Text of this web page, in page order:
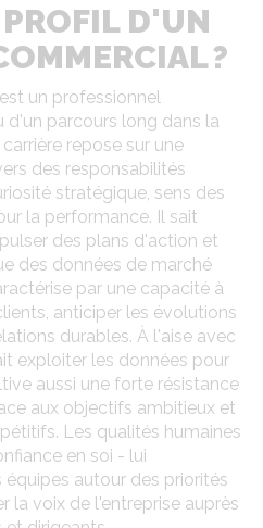
D'UN
?
un professionnel
d'un parcours long dans la
repose sur une
des responsabilités
stratégique, sens des
la performance. Il sait
des plans d'action et
des données de marché
par une capacité à
anticiper les évolutions
durables. À l'aise avec
exploiter les données pour
aussi une forte résistance
aux objectifs ambitieux et
Les qualités humaines
en soi - lui
autour des priorités
la voix de l'entreprise auprès